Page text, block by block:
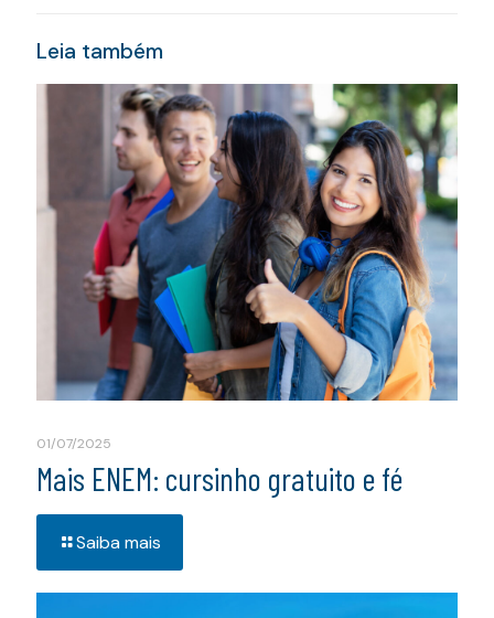
Leia também
01/07/2025
Mais ENEM: cursinho gratuito e fé
Saiba mais